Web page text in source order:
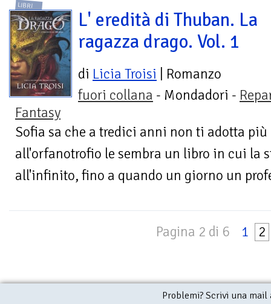
LIBRI
L' eredità di Thuban. La
ragazza drago. Vol. 1
di Licia Troisi | Romanzo
fuori collana - Mondadori -
Fantasy
Sofia sa che a tredici anni non ti adotta più
all'orfanotrofio le sembra un libro in cui la
all'infinito, fino a quando un giorno un
Pagina 2 di 6 1 2
Problemi? Scrivi una